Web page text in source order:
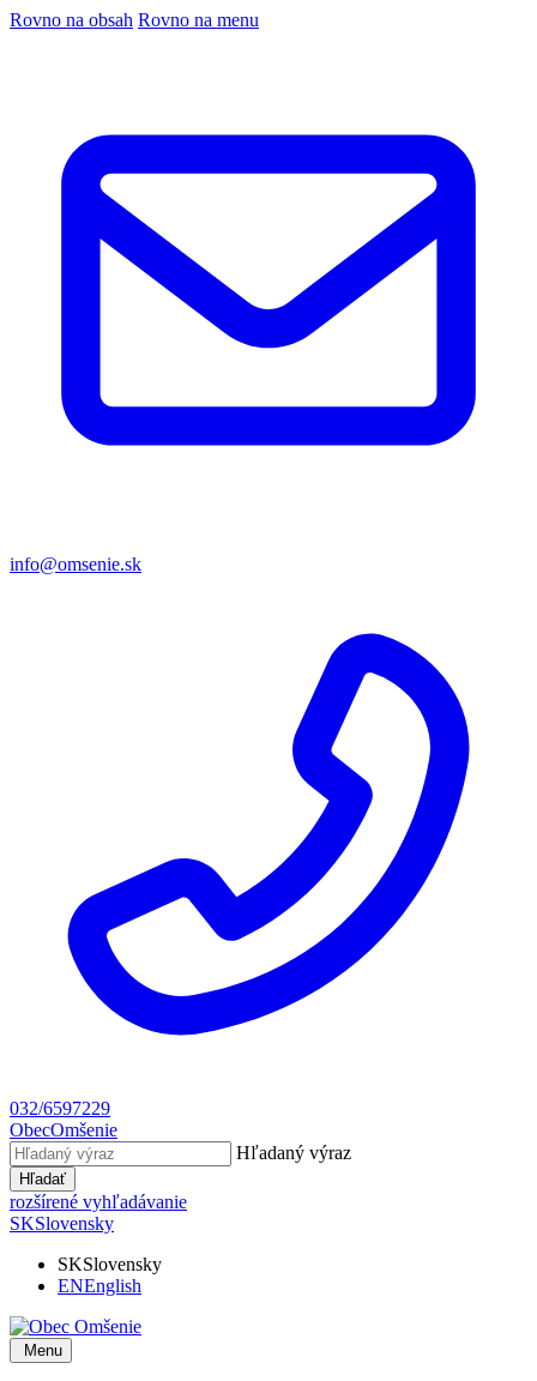
Rovno na obsah Rovno na menu
info@omsenie.sk
032/6597229
ObecOmšenie
Hľadaný výraz
Hľadať
rozšírené vyhľadávanie
SKSlovensky
SKSlovensky
ENEnglish
Menu